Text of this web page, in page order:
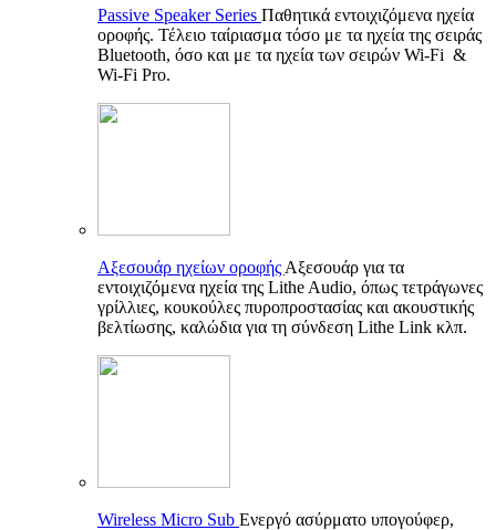
Passive Speaker Series Παθητικά εντοιχιζόμενα ηχεία
οροφής. Τέλειο ταίριασμα τόσο με τα ηχεία της σειράς
Bluetooth, όσο και με τα ηχεία των σειρών Wi-Fi &
Wi-Fi Pro.
Αξεσουάρ ηχείων οροφής Αξεσουάρ για τα
εντοιχιζόμενα ηχεία της Lithe Audio, όπως τετράγωνες
γρίλλιες, κουκούλες πυροπροστασίας και ακουστικής
βελτίωσης, καλώδια για τη σύνδεση Lithe Link κλπ.
Wireless Micro Sub Ενεργό ασύρματο υπογούφερ,